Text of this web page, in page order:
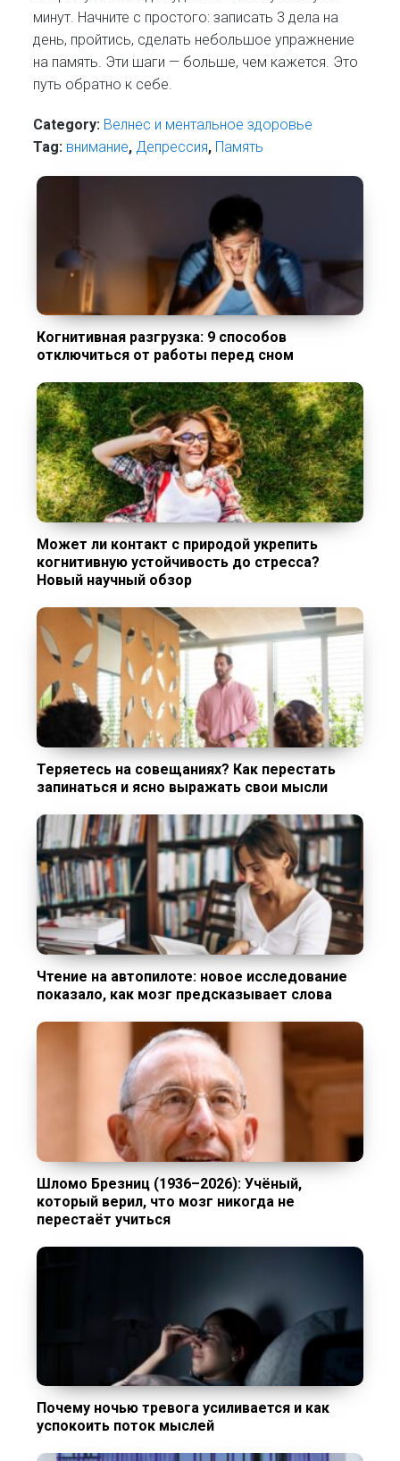
минут. Начните с простого: записать 3 дела на
день, пройтись, сделать небольшое упражнение
на память. Эти шаги — больше, чем кажется. Это
путь обратно к себе.
Category: Велнес и ментальное здоровье
Tag: внимание, Депрессия, Память
Когнитивная разгрузка: 9 способов
отключиться от работы перед сном
Может ли контакт с природой укрепить
когнитивную устойчивость до стресса?
Новый научный обзор
Теряетесь на совещаниях? Как перестать
запинаться и ясно выражать свои мысли
Чтение на автопилоте: новое исследование
показало, как мозг предсказывает слова
Шломо Брезниц (1936–2026): Учёный,
который верил, что мозг никогда не
перестаёт учиться
Почему ночью тревога усиливается и как
успокоить поток мыслей